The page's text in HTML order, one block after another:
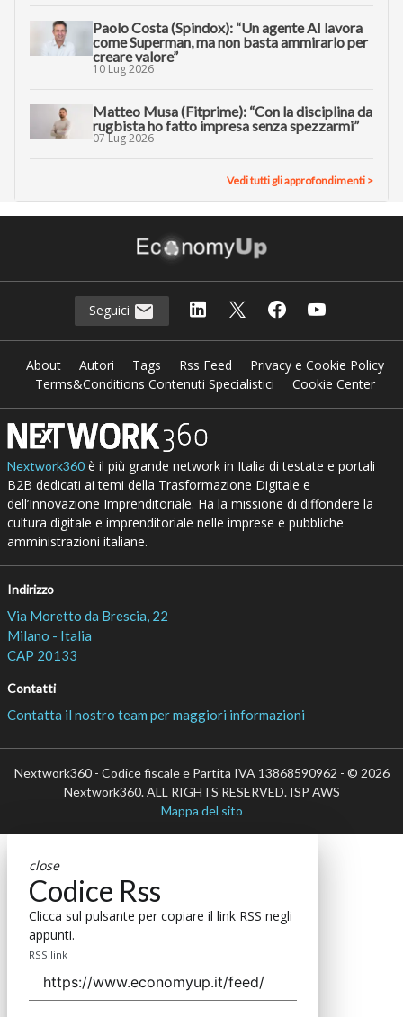
Paolo Costa (Spindox): “Un agente AI lavora
come Superman, ma non basta ammirarlo per
creare valore”
10 Lug 2026
Matteo Musa (Fitprime): “Con la disciplina da
rugbista ho fatto impresa senza spezzarmi”
07 Lug 2026
Vedi tutti gli approfondimenti >
Seguici
About Autori Tags Rss Feed
Privacy e Cookie Policy
Terms&Conditions Contenuti Specialistici
Cookie Center
Nextwork360è il più grande network in Italia di testate e portali
B2B dedicati ai temi della Trasformazione Digitale e
dell’Innovazione Imprenditoriale. Ha la missione di diffondere la
cultura digitale e imprenditoriale nelle imprese e pubbliche
amministrazioni italiane.
Indirizzo
Via Moretto da Brescia, 22
Milano - Italia
CAP 20133
Contatti
Contatta il nostro team per maggiori informazioni
Nextwork360 - Codice fiscale e Partita IVA 13868590962 - © 2026
Nextwork360. ALL RIGHTS RESERVED. ISP AWS
Mappa del sito
close
Codice Rss
Clicca sul pulsante per copiare il link RSS negli
appunti.
RSS link